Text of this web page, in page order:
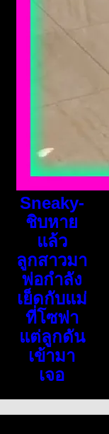
Sneaky-
ชิบหาย
แล้ว
ลูกสาวมา
พ่อกำลัง
เย็ดกับแม่
ที่โซฟา
แต่ลูกดัน
เข้ามา
เจอ